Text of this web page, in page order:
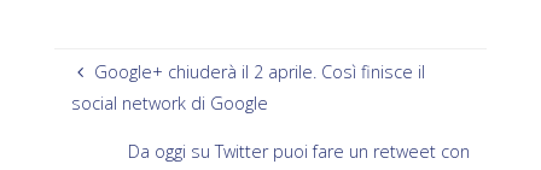
Google+ chiuderà il 2 aprile. Così finisce il
social network di Google
Da oggi su Twitter puoi fare un retweet con